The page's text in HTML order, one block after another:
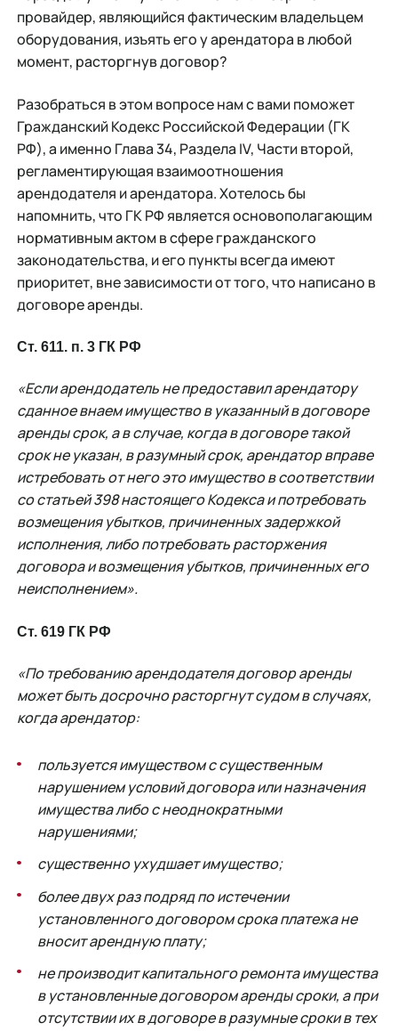
провайдер, являющийся фактическим владельцем
оборудования, изъять его у арендатора в любой
момент, расторгнув договор?
Разобраться в этом вопросе нам с вами поможет
Гражданский Кодекс Российской Федерации (ГК
РФ), а именно Глава 34, Раздела IV, Части второй,
регламентирующая взаимоотношения
арендодателя и арендатора. Хотелось бы
напомнить, что ГК РФ является основополагающим
нормативным актом в сфере гражданского
законодательства, и его пункты всегда имеют
приоритет, вне зависимости от того, что написано в
договоре аренды.
Ст. 611. п. 3 ГК РФ
«Если арендодатель не предоставил арендатору
сданное внаем имущество в указанный в договоре
аренды срок, а в случае, когда в договоре такой
срок не указан, в разумный срок, арендатор вправе
истребовать от него это имущество в соответствии
со статьей 398 настоящего Кодекса и потребовать
возмещения убытков, причиненных задержкой
исполнения, либо потребовать расторжения
договора и возмещения убытков, причиненных его
неисполнением».
Ст. 619 ГК РФ
«По требованию арендодателя договор аренды
может быть досрочно расторгнут судом в случаях,
когда арендатор:
пользуется имуществом с существенным
нарушением условий договора или назначения
имущества либо с неоднократными
нарушениями;
существенно ухудшает имущество;
более двух раз подряд по истечении
установленного договором срока платежа не
вносит арендную плату;
не производит капитального ремонта имущества
в установленные договором аренды сроки, а при
отсутствии их в договоре в разумные сроки в тех